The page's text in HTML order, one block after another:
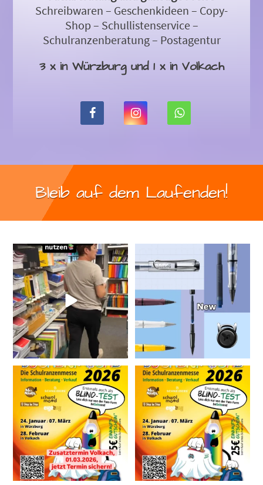
Schreibwaren – Geschenkideen – Copy-
Shop – Schullistenservice –
Schulranzenberatung – Postagentur
3 x in Würzburg und 1 x in Volkach
Bleib auf dem Laufenden!
#schulanfang
#buntstiftschreibwaren
...
15 3
Neuheit bei Lamy und
jetzt auch bei uns!🎉
7
9 0
Jetzt Termin sichern,
wir freuen uns auf...
19 0